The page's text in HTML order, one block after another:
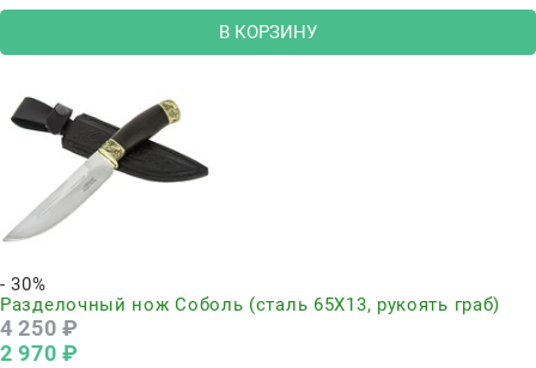
В КОРЗИНУ
- 30%
Разделочный нож Соболь (сталь 65Х13, рукоять граб)
4 250 ₽
2 970 ₽